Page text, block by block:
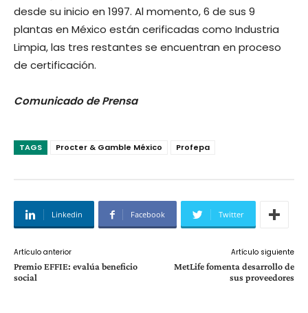
desde su inicio en 1997. Al momento, 6 de sus 9
plantas en México están cerificadas como Industria
Limpia, las tres restantes se encuentran en proceso
de certificación.
Comunicado de Prensa
TAGS Procter & Gamble México Profepa
Linkedin Facebook Twitter
Artículo anterior
Premio EFFIE: evalúa beneficio
social
Artículo siguiente
MetLife fomenta desarrollo de
sus proveedores